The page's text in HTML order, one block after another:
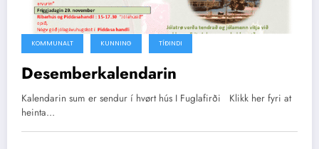
KOMMUNALT KUNNING TÍÐINDI
Desemberkalendarin
Kalendarin sum er sendur í hvørt hús I Fuglafirði Klikk her fyri at
heinta…